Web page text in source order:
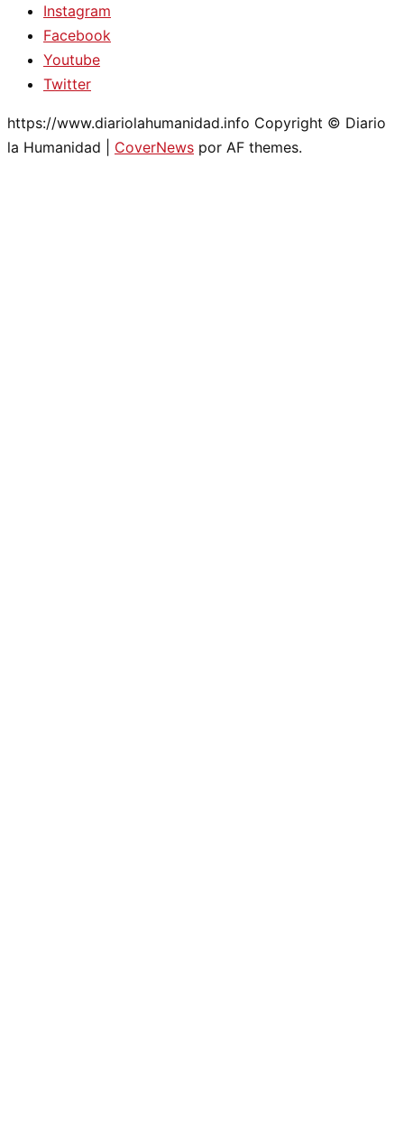
Instagram
Facebook
Youtube
Twitter
https://www.diariolahumanidad.info Copyright © Diario
la Humanidad
CoverNews por AF themes.